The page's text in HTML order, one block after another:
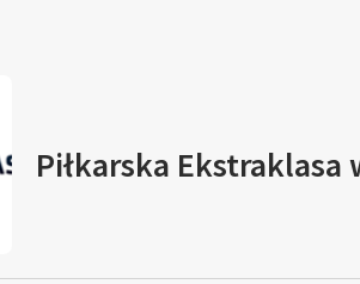
Piłkarska Ekstraklasa